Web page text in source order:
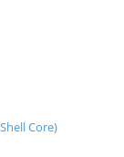
Core)